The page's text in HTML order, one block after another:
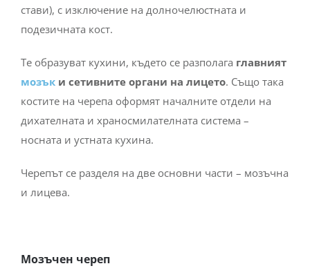
стави), с изключение на долночелюстната и
подезичната кост.
Те образуват кухини, където се разполага главният
мозъки сетивните органи на лицето. Също така
костите на черепа оформят началните отдели на
дихателната и храносмилателната система –
носната и устната кухина.
Черепът се разделя на две основни части – мозъчна
и лицева.
Мозъчен череп